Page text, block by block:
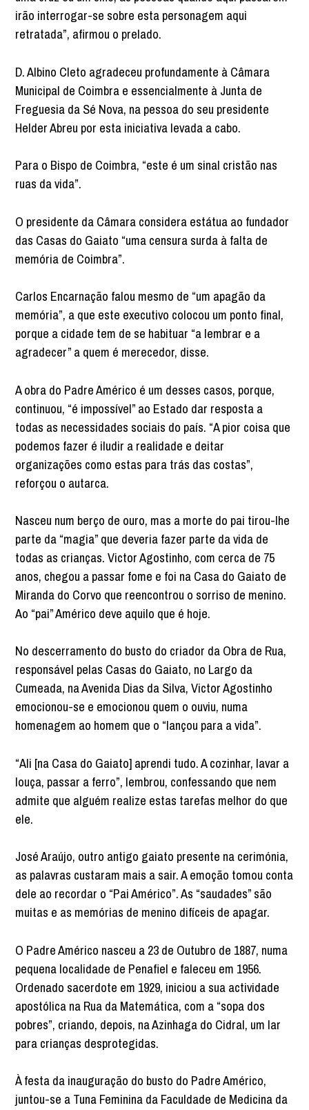
irão interrogar-se sobre esta personagem aqui
retratada”, afirmou o prelado.
D. Albino Cleto agradeceu profundamente à Câmara
Municipal de Coimbra e essencialmente à Junta de
Freguesia da Sé Nova, na pessoa do seu presidente
Helder Abreu por esta iniciativa levada a cabo.
Para o Bispo de Coimbra, “este é um sinal cristão nas
ruas da vida”.
O presidente da Câmara considera estátua ao fundador
das Casas do Gaiato “uma censura surda à falta de
memória de Coimbra”.
Carlos Encarnação falou mesmo de “um apagão da
memória”, a que este executivo colocou um ponto final,
porque a cidade tem de se habituar “a lembrar e a
agradecer” a quem é merecedor, disse.
A obra do Padre Américo é um desses casos, porque,
continuou, “é impossível” ao Estado dar resposta a
todas as necessidades sociais do país. “A pior coisa que
podemos fazer é iludir a realidade e deitar
organizações como estas para trás das costas”,
reforçou o autarca.
Nasceu num berço de ouro, mas a morte do pai tirou-lhe
parte da “magia” que deveria fazer parte da vida de
todas as crianças. Victor Agostinho, com cerca de 75
anos, chegou a passar fome e foi na Casa do Gaiato de
Miranda do Corvo que reencontrou o sorriso de menino.
Ao “pai” Américo deve aquilo que é hoje.
No descerramento do busto do criador da Obra de Rua,
responsável pelas Casas do Gaiato, no Largo da
Cumeada, na Avenida Dias da Silva, Victor Agostinho
emocionou-se e emocionou quem o ouviu, numa
homenagem ao homem que o “lançou para a vida”.
“Ali [na Casa do Gaiato] aprendi tudo. A cozinhar, lavar a
louça, passar a ferro”, lembrou, confessando que nem
admite que alguém realize estas tarefas melhor do que
ele.
José Araújo, outro antigo gaiato presente na cerimónia,
as palavras custaram mais a sair. A emoção tomou conta
dele ao recordar o “Pai Américo”. As “saudades” são
muitas e as memórias de menino difíceis de apagar.
O Padre Américo nasceu a 23 de Outubro de 1887, numa
pequena localidade de Penafiel e faleceu em 1956.
Ordenado sacerdote em 1929, iniciou a sua actividade
apostólica na Rua da Matemática, com a “sopa dos
pobres”, criando, depois, na Azinhaga do Cidral, um lar
para crianças desprotegidas.
À festa da inauguração do busto do Padre Américo,
juntou-se a Tuna Feminina da Faculdade de Medicina da